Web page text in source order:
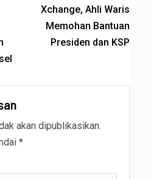
Xchange, Ahli Waris
Memohan Bantuan
Presiden dan KSP
akan dipublikasikan.
*